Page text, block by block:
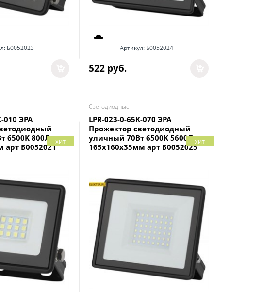
Б0052023 Артикул: Б0052024
522 руб.
010 ЭРА
6500K 800Лм
арт Б0052021
хит
Светодиодные
LPR-023-0-65K-070 ЭРА
Прожектор светодиодный
уличный 70Вт 6500K 5600Лм
165x160x35мм арт Б0052025
хит